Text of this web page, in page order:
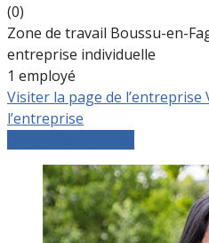
(0)
Zone de travail Boussu-en-
entreprise individuelle
1 employé
Visiter la page de l’entreprise
l’entreprise